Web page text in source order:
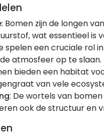
: Bomen zijn de longen
wat essentieel is
spelen een cruciale rol
atmosfeer op te slaan.
bieden een habitat
van vele
: De wortels van
ook de structuur en